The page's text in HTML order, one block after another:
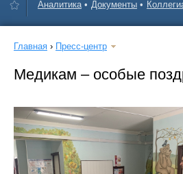
Аналитика Документы
Главная › Пресс-центр
Медикам – особые